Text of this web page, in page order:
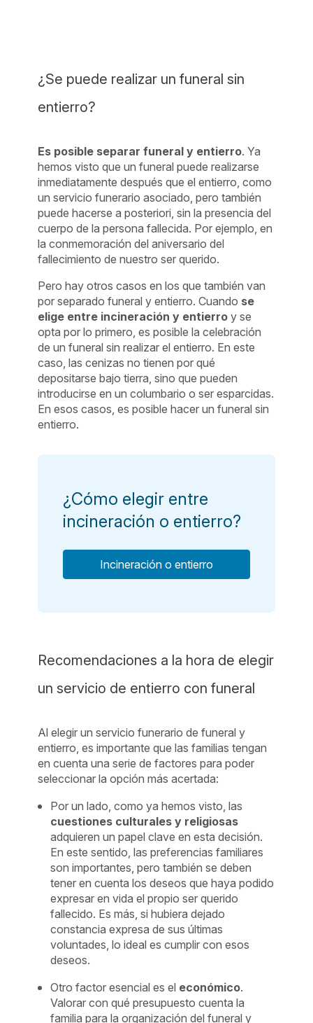
¿Se puede realizar un funeral sin
entierro?
Es posible separar funeral y entierro. Ya
hemos visto que un funeral puede realizarse
inmediatamente después que el entierro, como
un servicio funerario asociado, pero también
puede hacerse a posteriori, sin la presencia del
cuerpo de la persona fallecida. Por ejemplo, en
la conmemoración del aniversario del
fallecimiento de nuestro ser querido.
Pero hay otros casos en los que también van
por separado funeral y entierro. Cuando se
elige entre incineración y entierro y se
opta por lo primero, es posible la celebración
de un funeral sin realizar el entierro. En este
caso, las cenizas no tienen por qué
depositarse bajo tierra, sino que pueden
introducirse en un columbario o ser esparcidas.
En esos casos, es posible hacer un funeral sin
entierro.
¿Cómo elegir entre
incineración o entierro?
Incineración o entierro
Recomendaciones a la hora de elegir
un servicio de entierro con funeral
Al elegir un servicio funerario de funeral y
entierro, es importante que las familias tengan
en cuenta una serie de factores para poder
seleccionar la opción más acertada:
Por un lado, como ya hemos visto, las
cuestiones culturales y religiosas
adquieren un papel clave en esta decisión.
En este sentido, las preferencias familiares
son importantes, pero también se deben
tener en cuenta los deseos que haya podido
expresar en vida el propio ser querido
fallecido. Es más, si hubiera dejado
constancia expresa de sus últimas
voluntades, lo ideal es cumplir con esos
deseos.
Otro factor esencial es el económico.
Valorar con qué presupuesto cuenta la
familia para la organización del funeral y